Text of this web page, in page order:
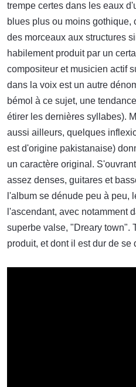
trempe certes dans les eaux
blues plus ou moins gothique,
des morceaux aux structures
habilement produit par un
compositeur et musicien actif
dans la voix est un autre
bémol à ce sujet, une
étirer les dernières syllabes).
aussi ailleurs, quelques
est d'origine pakistanaise)
un caractère original.
assez denses, guitares et
l'album se dénude peu à peu,
l'ascendant, avec notamment
superbe valse, "Dreary town".
produit, et dont il est dur de se